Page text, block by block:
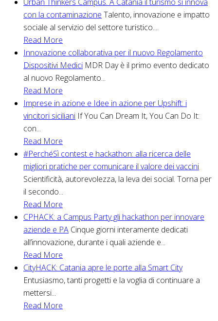
con la contaminazione Talento, innovazione e impatto
sociale al servizio del settore turistico....
Read More
Innovazione collaborativa per il nuovo Regolamento
Dispositivi Medici MDR Day è il primo evento dedicato
al nuovo Regolamento...
Read More
Imprese in azione e Idee in azione per Upshift: i
vincitori siciliani If You Can Dream It, You Can Do It:
con...
Read More
#PerchéSì contest e hackathon: alla ricerca delle
migliori pratiche per comunicare il valore dei vaccini
Scientificità, autorevolezza, la leva dei social. Torna per
il secondo...
Read More
CPHACK: a Campus Party gli hackathon per innovare
aziende e PA Cinque giorni interamente dedicati
all’innovazione, durante i quali aziende e...
Read More
CityHACK: Catania apre le porte alla Smart City
Entusiasmo, tanti progetti e la voglia di continuare a
mettersi...
Read More